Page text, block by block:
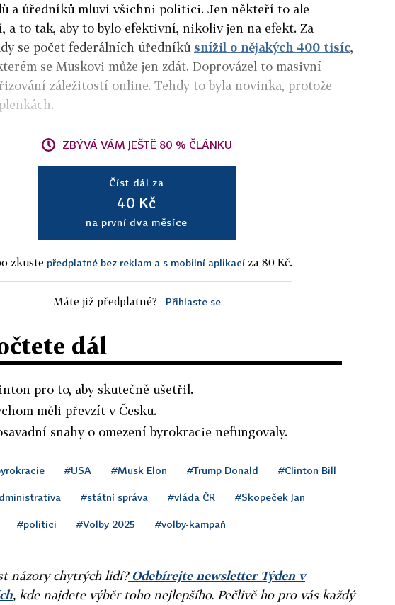
a úředníků mluví všichni politici. Jen někteří to ale
a to tak, aby to bylo efektivní, nikoliv jen na efekt. Za
se počet federálních úředníků snížil o nějakých 400 tisíc,
se Muskovi může jen zdát. Doprovázel to masivní
záležitostí online. Tehdy to byla novinka, protože
ZBÝVÁ VÁM JEŠTĚ 80 % ČLÁNKU
Číst dál za
40 Kč
na první dva měsíce
zkuste předplatné bez reklam a s mobilní aplikací za 80 Kč.
Máte již předplatné? Přihlaste se
dál
pro to, aby skutečně ušetřil.
měli převzít v Česku.
snahy o omezení byrokracie nefungovaly.
#USA #Musk Elon #Trump Donald #Clinton Bill
#státní správa #vláda ČR #Skopeček Jan
#politici #Volby 2025 #volby-kampaň
názory chytrých lidí?Odebírejte newsletter Týden v
, kde najdete výběr toho nejlepšího. Pečlivě ho pro vás každý